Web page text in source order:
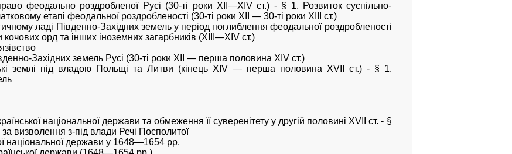
феодально роздробленої Русі (30-ті роки XII—XIV ст.) - § 1. Розвиток суспільно-
етапі феодальної роздробленості (30-ті роки XII — 30-ті роки XIII ст.)
ладі Південно-Західних земель у період поглиблення феодальної роздробленості
кочових орд та інших іноземних загарбників (XIII—XIV ст.)
Західних земель Русі (30-ті роки XII — перша половина XIV ст.)
землі під владою Польщі та Литви (кінець XIV — перша половина XVII ст.) - § 1.
національної держави та обмеження її суверенітету у другій половині XVII ст. - §
визволення з-під влади Речі Посполитої
національної держави у 1648—1654 pp.